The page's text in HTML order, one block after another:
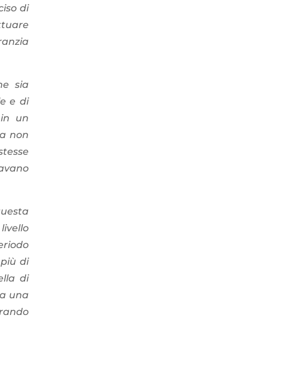
di
sia
e di
un
non
di
di
una